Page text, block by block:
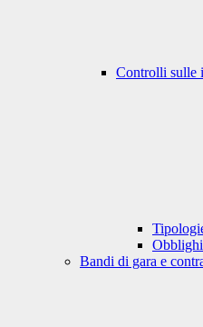
Controlli sulle
Bandi di gara e